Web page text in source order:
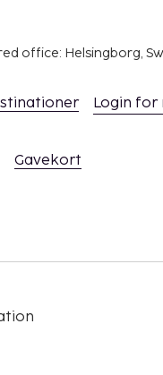
office: Helsingborg,
Login for
Gavekort